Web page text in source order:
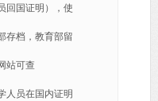
回国证明），使
存档，教育部留
站可查
人员在国内证明